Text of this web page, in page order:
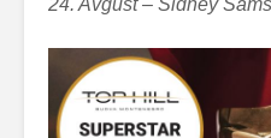
24. Avgust – Sidney